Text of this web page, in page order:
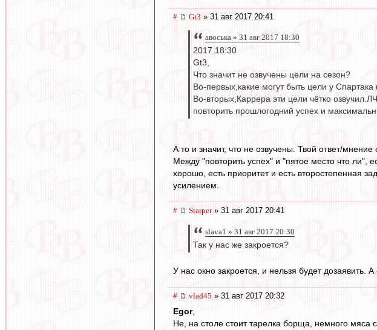
# Gt3 » 31 авг 2017 20:41
авоська » 31 авг 2017 18:30
2017 18:30
Gt3,
Что значит не озвучены цели на сезон?
Во-первых,какие могут быть цели у
Во-вторых,Каррера эти цели чётко
повторить прошлогодний успех и
А то и значит, что не озвучены. Твой ответ/
Между "повторить успех" и "пятое место что ли",
хорошо, есть приоритет и есть второстепенная
усилением.
# Starper» 31 авг 2017 20:41
slava1 » 31 авг 2017 20:30
Так у нас же закроется?
У нас окно закроется, и нельзя будет дозаявить. А
# vlad45 » 31 авг 2017 20:32
Egor,
Не, на столе стоит тарелка борща, немного мяса